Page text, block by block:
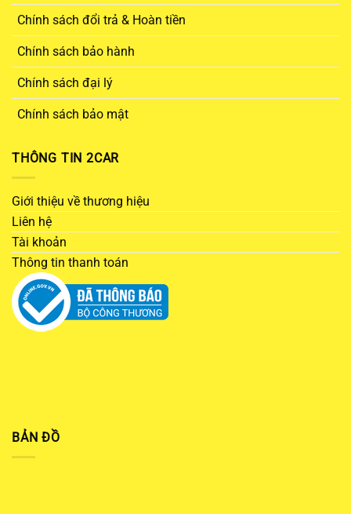
Chính sách đổi trả & Hoàn tiền
Chính sách bảo hành
Chính sách đại lý
Chính sách bảo mật
THÔNG TIN 2CAR
Giới thiệu về thương hiệu
Liên hệ
Tài khoản
Thông tin thanh toán
BẢN ĐỒ